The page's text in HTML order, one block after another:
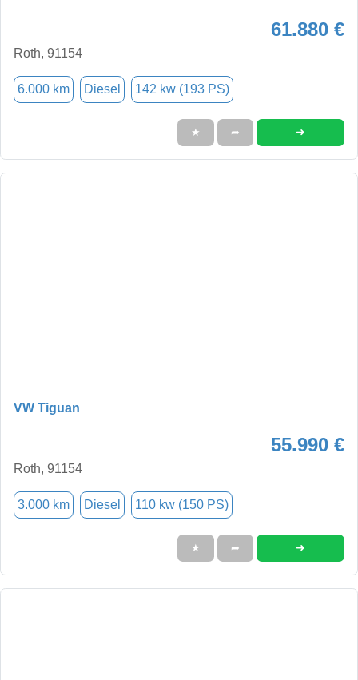
61.880 €
Roth, 91154
6.000 km Diesel 142 kw (193 PS)
★ ➦ ➜
VW Tiguan
55.990 €
Roth, 91154
3.000 km Diesel 110 kw (150 PS)
★ ➦ ➜